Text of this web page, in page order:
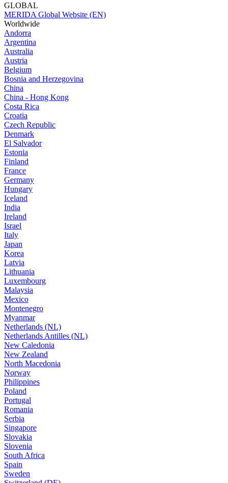
GLOBAL
MERIDA Global Website (EN)
Worldwide
Andorra
Argentina
Australia
Austria
Belgium
Bosnia and Herzegovina
China
China - Hong Kong
Costa Rica
Croatia
Czech Republic
Denmark
El Salvador
Estonia
Finland
France
Germany
Hungary
Iceland
India
Ireland
Israel
Italy
Japan
Korea
Latvia
Lithuania
Luxembourg
Malaysia
Mexico
Montenegro
Myanmar
Netherlands (NL)
Netherlands Antilles (NL)
New Caledonia
New Zealand
North Macedonia
Norway
Philippines
Poland
Portugal
Romania
Serbia
Singapore
Slovakia
Slovenia
South Africa
Spain
Sweden